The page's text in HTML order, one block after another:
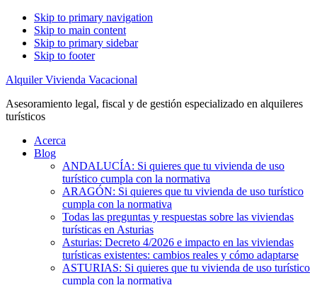
Skip to primary navigation
Skip to main content
Skip to primary sidebar
Skip to footer
Alquiler Vivienda Vacacional
Asesoramiento legal, fiscal y de gestión especializado en alquileres
turísticos
Acerca
Blog
ANDALUCÍA: Si quieres que tu vivienda de uso
turístico cumpla con la normativa
ARAGÓN: Si quieres que tu vivienda de uso turístico
cumpla con la normativa
Todas las preguntas y respuestas sobre las viviendas
turísticas en Asturias
Asturias: Decreto 4/2026 e impacto en las viviendas
turísticas existentes: cambios reales y cómo adaptarse
ASTURIAS: Si quieres que tu vivienda de uso turístico
cumpla con la normativa